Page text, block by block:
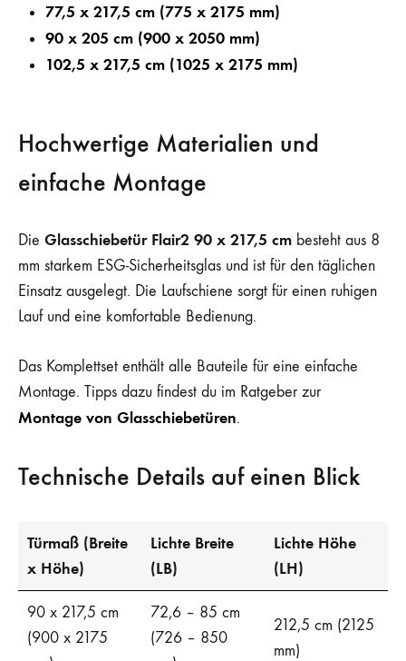
77,5 x 217,5 cm (775 x 2175 mm)
90 x 205 cm (900 x 2050 mm)
102,5 x 217,5 cm (1025 x 2175 mm)
Hochwertige Materialien und
einfache Montage
Die Glasschiebetür Flair2 90 x 217,5 cm besteht aus 8
mm starkem ESG-Sicherheitsglas und ist für den täglichen
Einsatz ausgelegt. Die Laufschiene sorgt für einen ruhigen
Lauf und eine komfortable Bedienung.
Das Komplettset enthält alle Bauteile für eine einfache
Montage. Tipps dazu findest du im Ratgeber zur
Montage von Glasschiebetüren.
Technische Details auf einen Blick
Türmaß (Breite
x Höhe)
Lichte Breite
(LB)
Lichte Höhe
(LH)
90 x 217,5 cm
(900 x 2175
72,6 – 85 cm
(726 – 850
212,5 cm (2125
mm)